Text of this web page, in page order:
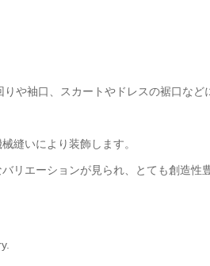
や袖口、スカートやドレスの裾口など
縫いにより装飾します。
リエーションが見られ、とても創造性